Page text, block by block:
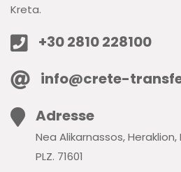
Kreta.
+30 2810 228100
info@crete-
Adresse
Nea Alikarnassos,
PLZ. 71601